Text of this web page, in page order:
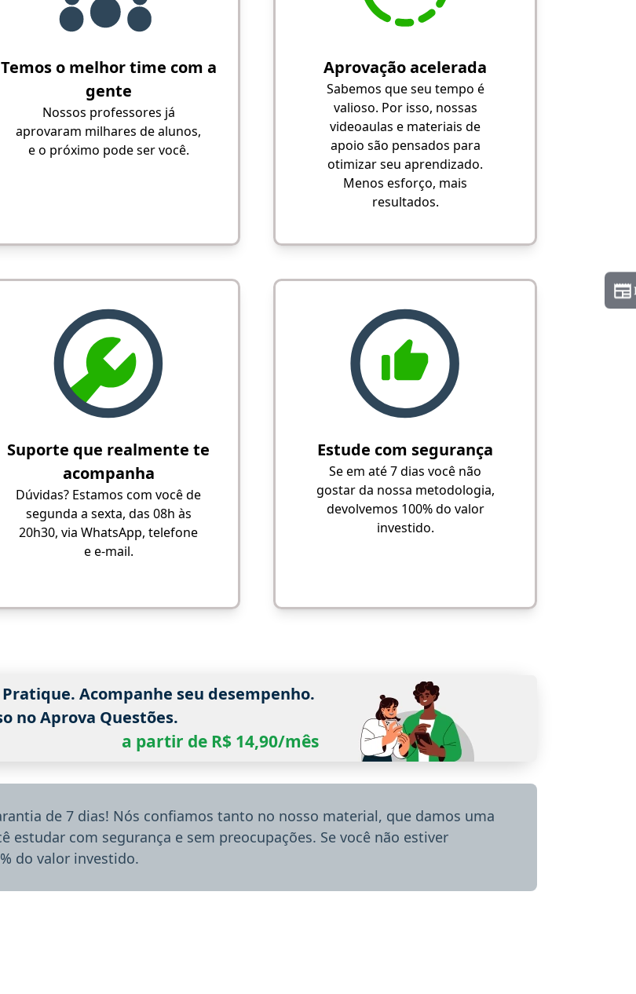
Temos o melhor time com a
gente
Nossos professores já
aprovaram milhares de alunos,
e o próximo pode ser você.
Aprovação acelerada
Sabemos que seu tempo é
valioso. Por isso, nossas
videoaulas e materiais de
apoio são pensados para
otimizar seu aprendizado.
Menos esforço, mais
resultados.
Suporte que realmente te
acompanha
Dúvidas? Estamos com você de
segunda a sexta, das 08h às
20h30, via WhatsApp, telefone
e e-mail.
Estude com segurança
Se em até 7 dias você não
gostar da nossa metodologia,
devolvemos 100% do valor
investido.
Acompanhe seu desempenho.
no Aprova Questões.
a partir de R$ 14,90/mês
de 7 dias! Nós confiamos tanto no nosso material, que damos uma
estudar com segurança e sem preocupações. Se você não estiver
do valor investido.